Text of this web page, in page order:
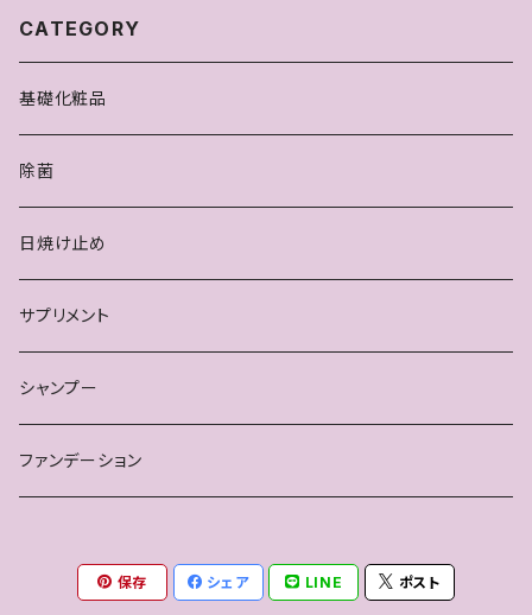
CATEGORY
基礎化粧品
除菌
日焼け止め
サプリメント
シャンプー
ファンデーション
保存 シェア LINE ポスト